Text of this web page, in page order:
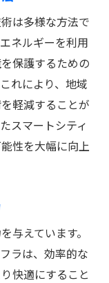
は多様な方法で
ネルギーを利用
保護するための
れにより、地域
軽減することが
スマートシティ
性を大幅に向上
与えています。
ラは、効率的な
快適にすること